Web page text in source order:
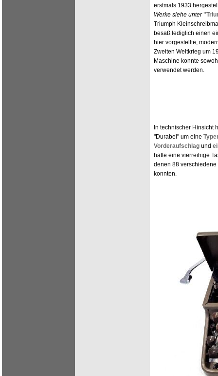
erstmals 1933
Werke siehe unter
Triumph
besaß lediglich einen
hier vorgestellte,
Zweiten Weltkrieg um
Maschine konnte
verwendet werden.
In technischer Hinsicht
"Durabel" um eine
Vorderaufschlag und
hatte eine vierreihige
denen 88
konnten.